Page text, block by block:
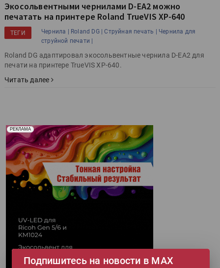
Экосольвентными чернилами D-EA2 можно
печатать на принтере Roland TrueVIS XP-640
ТЕГИ Чернила | Roland DG | Струйная печать |
Чернила для
струйной печати |
Roland DG адаптировал экосольвентные чернила D-EA2 для
печати на принтере TrueVIS XP-640.
Читать далее
РЕКЛАМА
Реклама. Рекламодатель ООО "Передовые Системы
Печати" erid: 2SDnjd2d4Qz
Подпишитесь на новости в МАХ